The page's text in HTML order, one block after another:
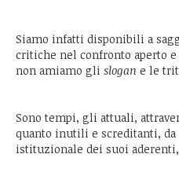
Siamo infatti disponibili a
critiche nel confronto aperto
non amiamo gli slogan e le
Sono tempi, gli attuali,
quanto inutili e screditanti, da
istituzionale dei suoi